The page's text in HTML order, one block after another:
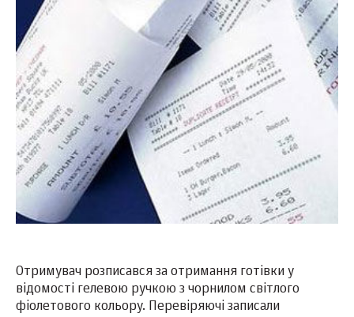
Отримувач розписався за отримання готівки у
відомості гелевою ручкою з чорнилом світлого
фіолетового кольору. Перевіряючі записали